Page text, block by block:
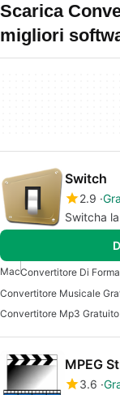
Scarica
migliori
Switch
2.9
Switcha
Mac
Convertitore Mp3 Gratuito
MPEG
3.6